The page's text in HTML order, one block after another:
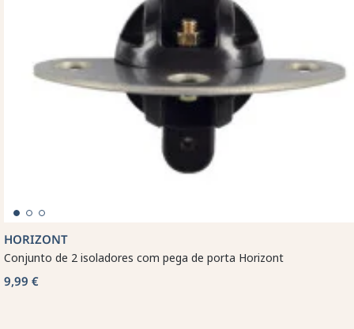
HORIZONT
Conjunto de 2 isoladores com pega de porta Horizont
9,99 €